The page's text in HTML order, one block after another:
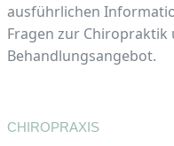
ausführlichen
Fragen zur Chiropraktik
Behandlungsangebot.
CHIROPRAXIS